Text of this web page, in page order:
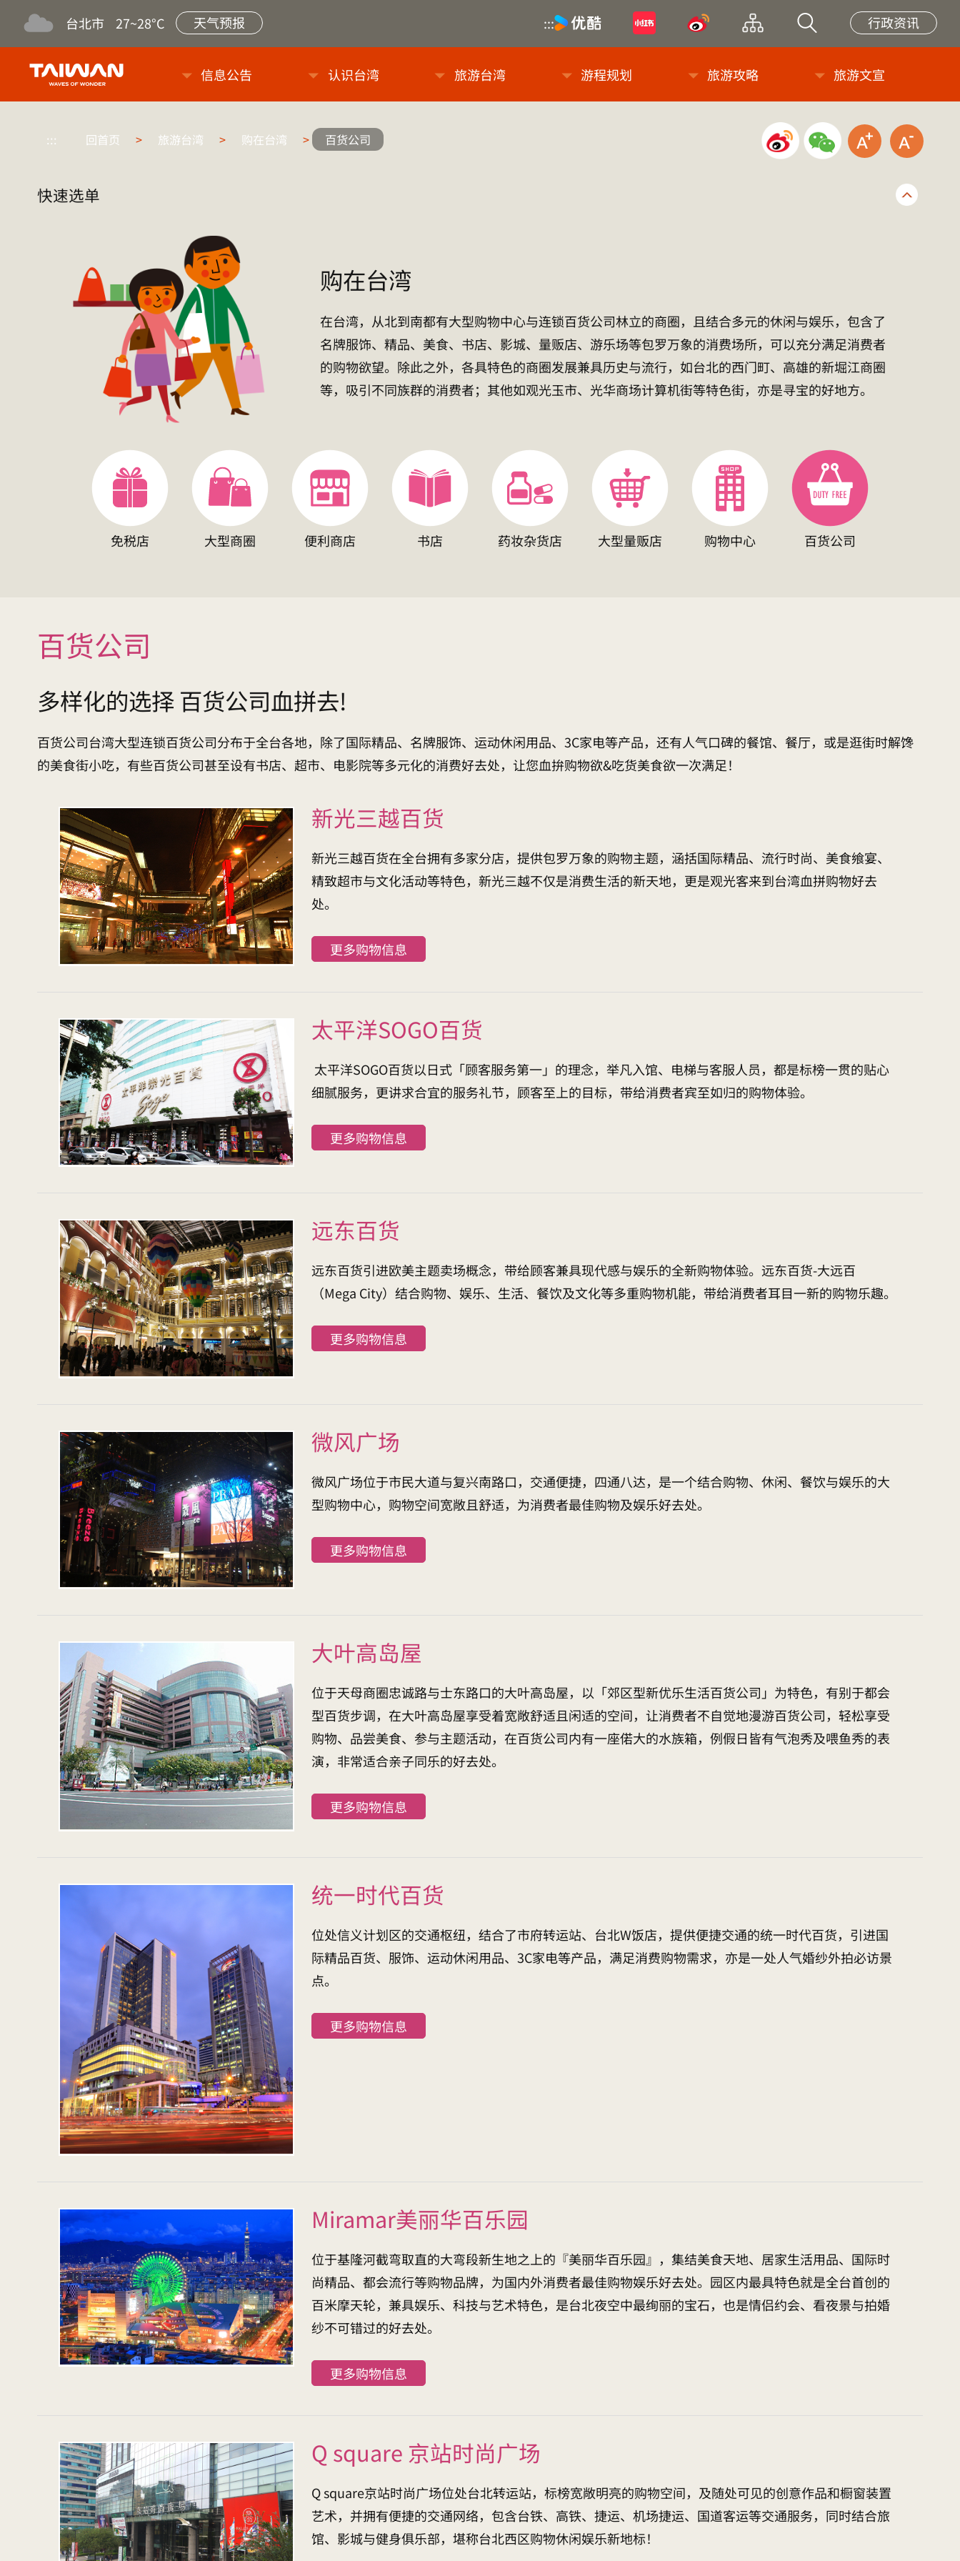
台北市 27~28°C 天气预报 ::: 小紅書 网站导览 站内搜索行政资讯
台旅会北京办事处-台湾观光信息网
信息公告
认识台湾 旅游台湾 游程规划 旅游攻略 旅游文宣
::: 回首页 > 旅游台湾 > 购在台湾 > 百货公司
微博分享微信分享放大字级
快速选单
购在台湾
在台湾，从北到南都有大型购物中心与连锁百货公司林立的商圈，且结合多元的休闲与娱乐，包含了
名牌服饰、精品、美食、书店、影城、量贩店、游乐场等包罗万象的消费场所，可以充分满足消费者
的购物欲望。除此之外，各具特色的商圈发展兼具历史与流行，如台北的西门町、高雄的新堀江商圈
等，吸引不同族群的消费者；其他如观光玉市、光华商场计算机街等特色街，亦是寻宝的好地方。
免税店 大型商圈 便利商店 书店 药妆杂货店 大型量贩店 购物中心 百货公司
百货公司
多样化的选择 百货公司血拼去!
百货公司台湾大型连锁百货公司分布于全台各地，除了国际精品、名牌服饰、运动休闲用品、3C家电等产品，还有人气口碑的餐馆、餐厅，或是逛街时解馋
的美食街小吃，有些百货公司甚至设有书店、超市、电影院等多元化的消费好去处，让您血拚购物欲&吃货美食欲一次满足！
新光三越百货
新光三越百货在全台拥有多家分店，提供包罗万象的购物主题，涵括国际精品、流行时尚、美食飨宴、
精致超市与文化活动等特色，新光三越不仅是消费生活的新天地，更是观光客来到台湾血拼购物好去
处。
更多购物信息
太平洋SOGO百货
太平洋SOGO百货以日式「顾客服务第一」的理念，举凡入馆、电梯与客服人员，都是标榜一贯的贴心
细腻服务，更讲求合宜的服务礼节，顾客至上的目标，带给消费者宾至如归的购物体验。
更多购物信息
远东百货
远东百货引进欧美主题卖场概念，带给顾客兼具现代感与娱乐的全新购物体验。远东百货-大远百
（Mega City）结合购物、娱乐、生活、餐饮及文化等多重购物机能，带给消费者耳目一新的购物乐趣。
更多购物信息
微风广场
微风广场位于市民大道与复兴南路口，交通便捷，四通八达，是一个结合购物、休闲、餐饮与娱乐的大
型购物中心，购物空间宽敞且舒适，为消费者最佳购物及娱乐好去处。
更多购物信息
大叶高岛屋
位于天母商圈忠诚路与士东路口的大叶高岛屋，以「郊区型新优乐生活百货公司」为特色，有别于都会
型百货步调，在大叶高岛屋享受着宽敞舒适且闲适的空间，让消费者不自觉地漫游百货公司，轻松享受
购物、品尝美食、参与主题活动，在百货公司内有一座偌大的水族箱，例假日皆有气泡秀及喂鱼秀的表
演，非常适合亲子同乐的好去处。
更多购物信息
统一时代百货
位处信义计划区的交通枢纽，结合了市府转运站、台北W饭店，提供便捷交通的统一时代百货，引进国
际精品百货、服饰、运动休闲用品、3C家电等产品，满足消费购物需求，亦是一处人气婚纱外拍必访景
点。
更多购物信息
Miramar美丽华百乐园
位于基隆河截弯取直的大弯段新生地之上的『美丽华百乐园』，集结美食天地、居家生活用品、国际时
尚精品、都会流行等购物品牌，为国内外消费者最佳购物娱乐好去处。园区内最具特色就是全台首创的
百米摩天轮，兼具娱乐、科技与艺术特色，是台北夜空中最绚丽的宝石，也是情侣约会、看夜景与拍婚
纱不可错过的好去处。
更多购物信息
Q square 京站时尚广场
Q square京站时尚广场位处台北转运站，标榜宽敞明亮的购物空间，及随处可见的创意作品和橱窗装置
艺术，并拥有便捷的交通网络，包含台铁、高铁、捷运、机场捷运、国道客运等交通服务，同时结合旅
馆、影城与健身俱乐部，堪称台北西区购物休闲娱乐新地标！